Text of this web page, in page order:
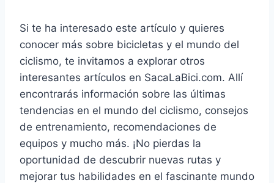
Si te ha interesado este artículo y quieres
conocer más sobre bicicletas y el mundo del
ciclismo, te invitamos a explorar otros
interesantes artículos en SacaLaBici.com. Allí
encontrarás información sobre las últimas
tendencias en el mundo del ciclismo, consejos
de entrenamiento, recomendaciones de
equipos y mucho más. ¡No pierdas la
oportunidad de descubrir nuevas rutas y
mejorar tus habilidades en el fascinante mundo